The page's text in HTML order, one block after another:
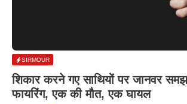
SIRMOUR
शिकार करने गए साथियों पर जानवर
फायरिंग, एक की मौत, एक घायल